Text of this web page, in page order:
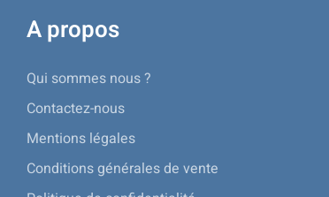
A propos
Qui sommes nous ?
Contactez-nous
Mentions légales
Conditions générales de vente